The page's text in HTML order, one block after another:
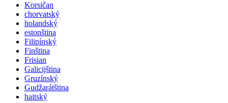
Korsičan
chorvatský
holandský
estonština
Filipínský
Finština
Frisian
Galicijština
Gruzínský
Gudžarátština
haitský